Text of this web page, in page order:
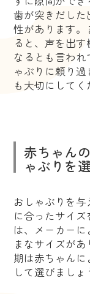
歯が突きだし
性があります
ると、声を出
なるとも言わ
ゃぶりに頼り
も大切にしてく
赤ちゃん
ゃぶりを
おしゃぶりを
に合ったサイ
は、メーカー
まなサイズが
期は赤ちゃん
して選びましょ